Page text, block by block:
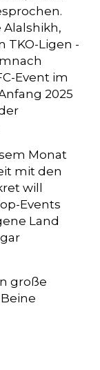
TKO-Ligen -
Event im
2025
Monat
mit den
will
Events
Land
große